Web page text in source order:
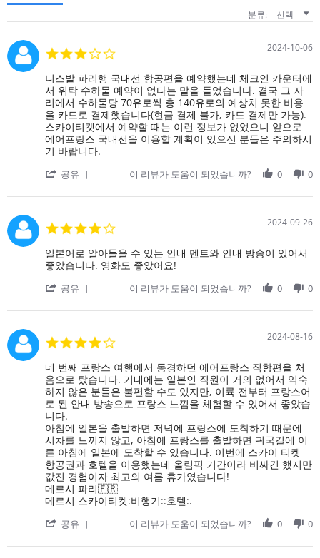
분류: 선택
rating
2024-10-06
Review
by
on
6
Oct
2024
review
stating
프
랑
스
국
내
항
편
예
약
하
고
니
스
에
서
로
행
했
는
데
체
크
인
카
운
터
에
서
내
탁
니스발 파리행 국내선 항공편을 예약했는데 체크인 카운터에
서 위탁 수하물 예약이 없다는 말을 들었습니다. 결국 그 자
리에서 수하물당 70유로씩 총 140유로의 예상치 못한 비용
을 카드로 결제했습니다(현금 결제 불가, 카드 결제만 가능).
스카이티켓에서 예약할 때는 이런 정보가 없었으니 앞으로
에어프랑스 국내선을 이용할 계획이 있으신 분들은 주의하시
기 바랍니다.
공유
Review
on
6
2024
이 리뷰가 도움이 되었습니까? 0 0
rating
2024-09-26
Review
by
26
2024
review
stating
본
로
아
들
을
수
있
는
안
내
멘
트
와
안
내
방
송
이
있
어
일본어로 알아들을 수 있는 안내 멘트와 안내 방송이 있어서
좋았습니다. 영화도 좋았어요!
공유
Review
on
26
2024
이 리뷰가 도움이 되었습니까? 0 0
rating
2024-08-16
Review
by
on
16
Aug
2024
review
stating
메
르
시
파
리
네 번째 프랑스 여행에서 동경하던 에어프랑스 직항편을 처
음으로 탔습니다. 기내에는 일본인 직원이 거의 없어서 익숙
하지 않은 분들은 불편할 수도 있지만, 이륙 전부터 프랑스어
로 된 안내 방송으로 프랑스 느낌을 체험할 수 있어서 좋았습
니다.
아침에 일본을 출발하면 저녁에 프랑스에 도착하기 때문에
시차를 느끼지 않고, 아침에 프랑스를 출발하면 귀국길에 이
른 아침에 일본에 도착할 수 있습니다. 이번에 스카이 티켓
항공권과 호텔을 이용했는데 올림픽 기간이라 비싸긴 했지만
값진 경험이자 최고의 여름 휴가였습니다!
메르시 파리🇫🇷
메르시 스카이티켓:비행기::호텔:.
공유
Review
이 리뷰가 도움이 되었습니까? 0 0